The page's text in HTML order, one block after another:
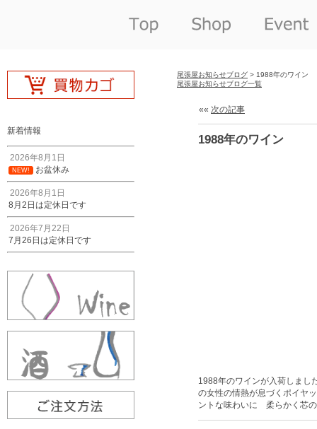
新着情報
2026年8月1日
NEW! お盆休み
2026年8月1日
8月2日は定休日です
2026年7月22日
7月26日は定休日です
尾張屋お知らせブログ > 1988年のワイン
尾張屋お知らせブログ一覧
«« 次の記事
1988年のワイン
1988年のワインが入荷しま
の女性の情熱が息づくポイヤ
ントな味わいに 柔らかく芯